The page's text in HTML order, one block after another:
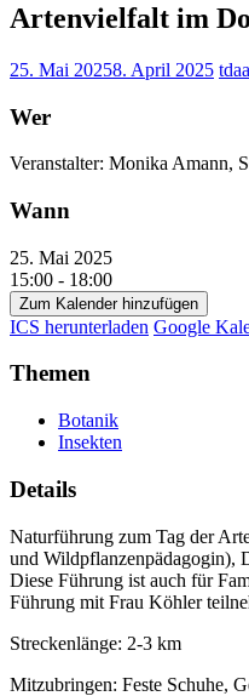
Artenvielfalt im
25. Mai 20258. April 2025
Wer
Veranstalter: Monika
Wann
25. Mai 2025
15:00 - 18:00
Zum Kalender hinzufügen
ICS herunterladen Google
Themen
Botanik
Insekten
Details
Naturführung zum Tag der
und Wildpflanzenpädagogin),
Diese Führung ist auch für
Führung mit Frau Köhler
Streckenlänge: 2-3 km
Mitzubringen: Feste Schuhe,